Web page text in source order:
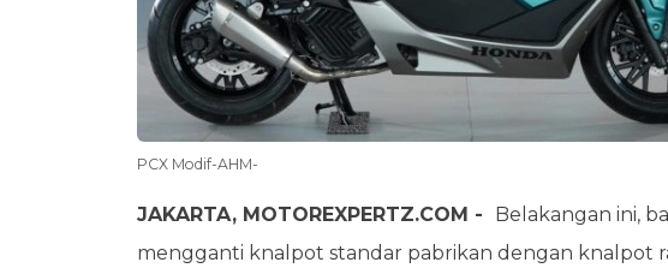
PCX Modif-AHM-
JAKARTA, MOTOREXPERTZ.COM - Belakangan ini,
mengganti knalpot standar pabrikan dengan knalpot